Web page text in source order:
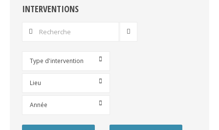
INTERVENTIONS
Type d'intervention
Lieu
Année